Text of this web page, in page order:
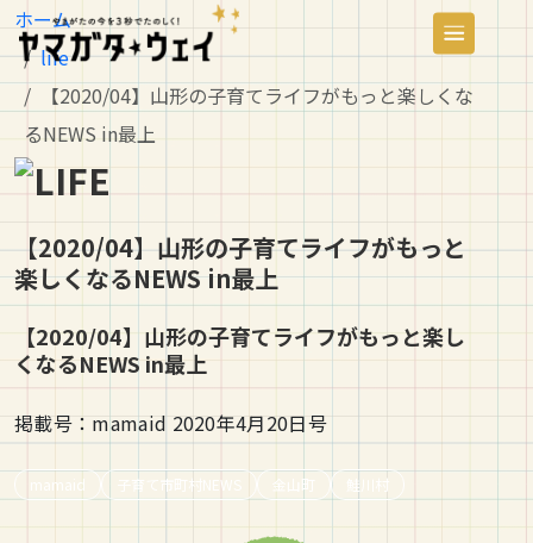
ホーム
life
【2020/04】山形の子育てライフがもっと楽しくな
るNEWS in最上
【2020/04】山形の子育てライフがもっと
楽しくなるNEWS in最上
【2020/04】山形の子育てライフがもっと楽し
くなるNEWS in最上
掲載号：mamaid 2020年4月20日号
mamaid 子育て市町村NEWS 金山町 鮭川村